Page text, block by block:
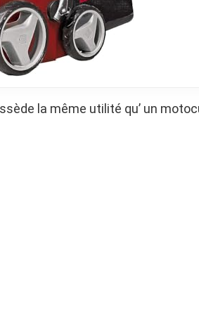
la même utilité qu’ un